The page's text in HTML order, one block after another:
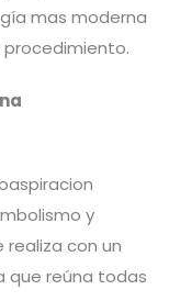
mas moderna
procedimiento.
y
con un
que reúna todas